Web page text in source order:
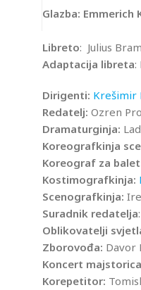
Glazba: Emmerich
Libreto: Julius
Adaptacija libreta:
Dirigenti: Krešimir
Redatelj: Ozren
Dramaturginja:
Koreografkinja
Koreograf za
Kostimografkinja:
Scenografkinja:
Suradnik redatelja
Oblikovatelji
Zborovođa: Davor
Koncert
Korepetitor: